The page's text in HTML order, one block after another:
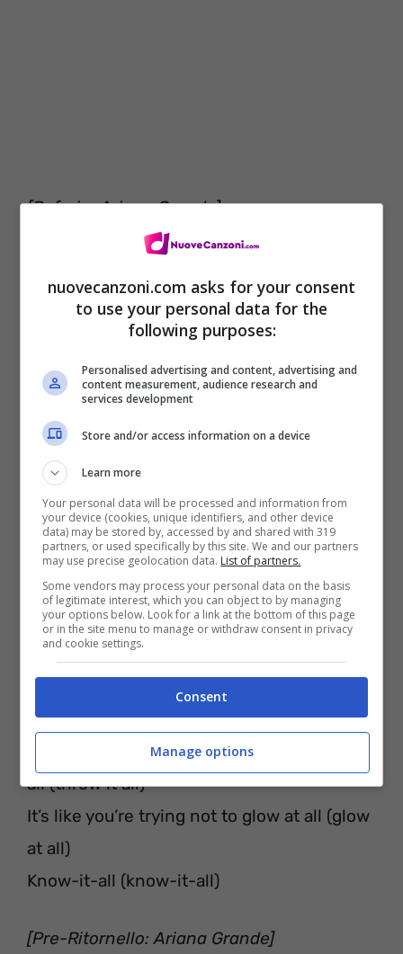
[Refrain: Ariana Grande]
Ah, farò a pezzi quella mer*a
altro giro
Ah, immagino che ormai tu sia ben oltre
E questo è il tuo modo di amarlo adesso
[Pre-Chorus: Ariana Grande]
How can they tell you “shit that you’ve
been thru”
They are so confused, who cares about
their rationale?
If it ain’t your view
That’s the bottom line
Know-it-all (know-it-all)
Give you a box of chances, every time you
blow it all (blow it all)
As if it was shade, you would just throw it
all (throw it all)
It’s like you’re trying not to glow at all (glow
at all)
Know-it-all (know-it-all)
[Pre-Ritornello: Ariana Grande]
nuovecanzoni.com asks for your consent
to use your personal data for the
following purposes:
Personalised advertising and content, advertising and
content measurement, audience research and
services development
Store and/or access information on a device
Learn more
Your personal data will be processed and information from
your device (cookies, unique identifiers, and other device
data) may be stored by, accessed by and shared with 319
partners, or used specifically by this site. We and our partners
may use precise geolocation data. List of partners.
Some vendors may process your personal data on the basis
of legitimate interest, which you can object to by managing
your options below. Look for a link at the bottom of this page
or in the site menu to manage or withdraw consent in privacy
and cookie settings.
Consent
Manage options